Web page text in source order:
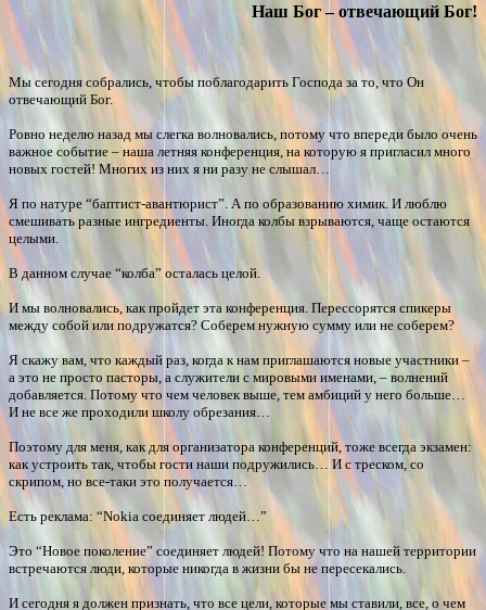
Наш Бог – отвечающий Бог!
Мы сегодня собрались, чтобы поблагодарить Господа за то, что Он
отвечающий Бог.
Ровно неделю назад мы слегка волновались, потому что впереди было очень
важное событие – наша летняя конференция, на которую я пригласил много
новых гостей! Многих из них я ни разу не слышал…
Я по натуре “баптист-авантюрист”. А по образованию химик. И люблю
смешивать разные ингредиенты. Иногда колбы взрываются, чаще остаются
целыми.
В данном случае “колба” осталась целой.
И мы волновались, как пройдет эта конференция. Перессорятся спикеры
между собой или подружатся? Соберем нужную сумму или не соберем?
Я скажу вам, что каждый раз, когда к нам приглашаются новые участники –
а это не просто пасторы, а служители с мировыми именами, – волнений
добавляется. Потому что чем человек выше, тем амбиций у него больше…
И не все же проходили школу обрезания…
Поэтому для меня, как для организатора конференций, тоже всегда экзамен:
как устроить так, чтобы гости наши подружились… И с треском, со
скрипом, но все-таки это получается…
Есть реклама: “Nokia соединяет людей…”
Это “Новое поколение” соединяет людей! Потому что на нашей территории
встречаются люди, которые никогда в жизни бы не пересекались.
И сегодня я должен признать, что все цели, которые мы ставили, все, о чем